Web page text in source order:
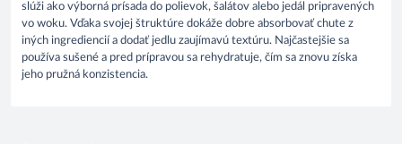
slúži ako výborná prísada do polievok, šalátov alebo jedál pripravených
vo woku. Vďaka svojej štruktúre dokáže dobre absorbovať chute z
iných ingrediencií a dodať jedlu zaujímavú textúru. Najčastejšie sa
používa sušené a pred prípravou sa rehydratuje, čím sa znovu získa
jeho pružná konzistencia.